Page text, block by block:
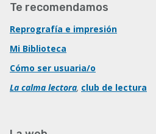
Te recomendamos
Reprografía e impresión
Mi Biblioteca
Cómo ser usuaria/o
La calma lectora, club de lectura